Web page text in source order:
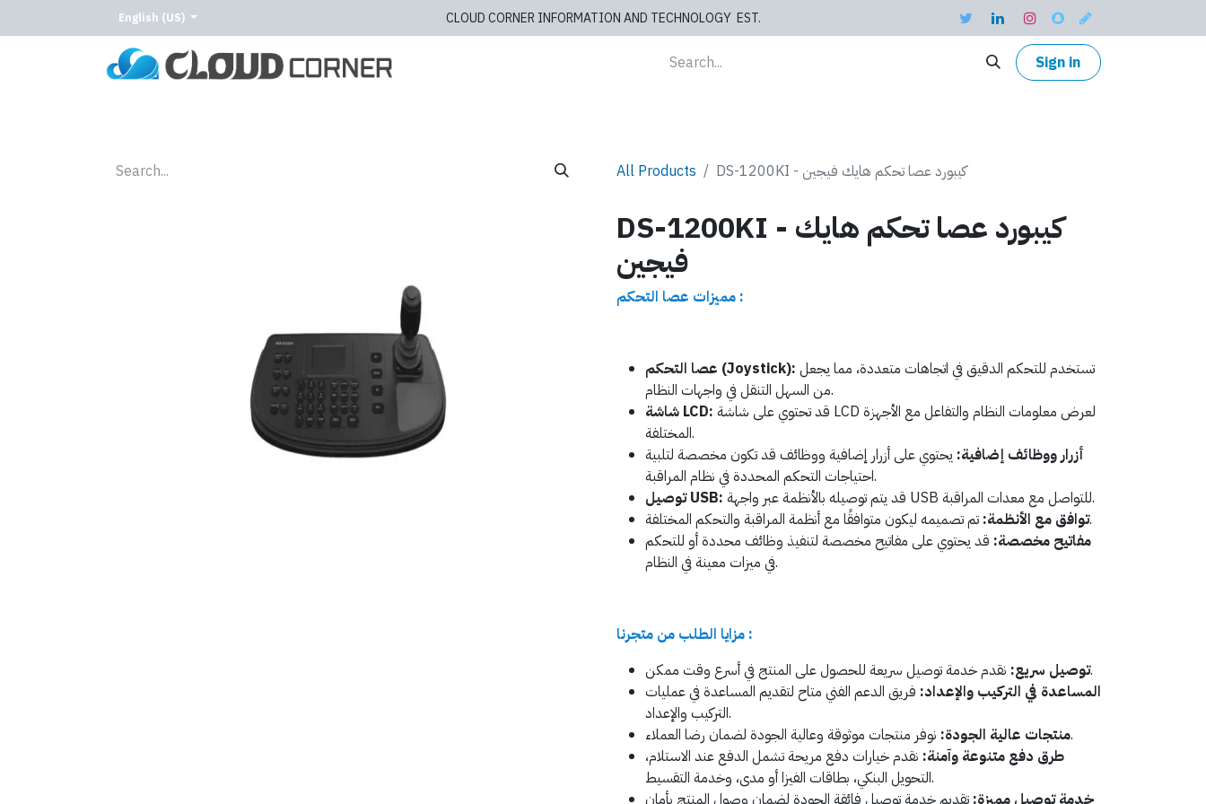
English (US) CLOUD CORNER INFORMATION AND TECHNOLOGY EST.
Sign in
All Products DS-1200KI - كيبورد عصا تحكم هايك فيجين
DS-1200KI - كيبورد عصا تحكم هايك
فيجين
مميزات عصا التحكم :
عصا التحكم (Joystick): تستخدم للتحكم الدقيق في اتجاهات متعددة، مما يجعل
من السهل التنقل في واجهات النظام.
شاشة LCD:
المختلفة.
أزرار ووظائف إضافية: يحتوي على أزرار إضافية ووظائف قد تكون مخصصة لتلبية
احتياجات التحكم المحددة في نظام المراقبة.
توصيل USB:
قد يتم توصيله بالأنظمة عبر واجهة USB للتواصل مع معدات المراقبة.
توافق مع الأنظمة:تم تصميمه ليكون متوافقًا مع أنظمة المراقبة والتحكم المختلفة.
مفاتيح مخصصة: قد يحتوي على مفاتيح مخصصة لتنفيذ وظائف محددة أو للتحكم
في ميزات معينة في النظام.
مزايا الطلب من متجرنا :
توصيل سريع:نقدم خدمة توصيل سريعة للحصول على المنتج في أسرع وقت ممكن.
المساعدة في التركيب والإعداد: فريق الدعم الفني متاح لتقديم المساعدة في عمليات
التركيب والإعداد.
منتجات عالية الجودة:نوفر منتجات موثوقة وعالية الجودة لضمان رضا العملاء.
طرق دفع متنوعة وآمنة: نقدم خيارات دفع مريحة تشمل الدفع عند الاستلام،
التحويل البنكي، بطاقات الفيزا أو مدى، وخدمة التقسيط.